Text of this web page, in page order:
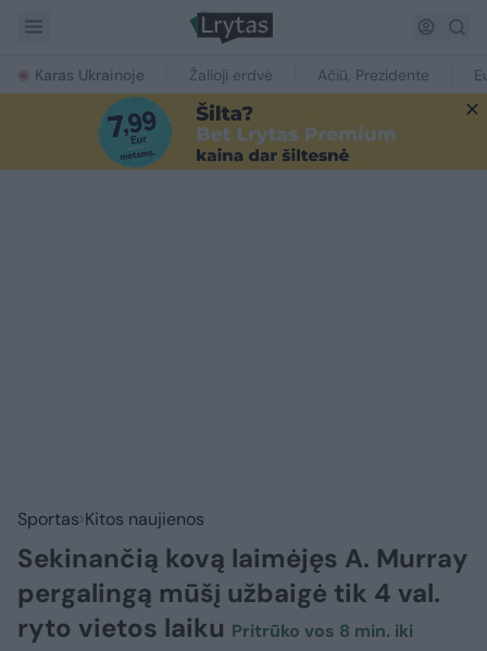
Karas Ukrainoje Žalioji erdvė Ačiū, Prezidente
Sportas Kitos naujienos
Sekinančią kovą laimėjęs A. Murray
pergalingą mūšį užbaigė tik 4 val.
ryto vietos laiku Pritrūko vos 8 min. iki